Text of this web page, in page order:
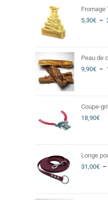
Fromage
5,30€ –
Peau de
9,90€ –
Coupe-
18,90€
Longe
31,00€ –